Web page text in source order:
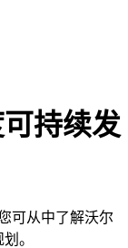
持续发
可从中了解沃尔
。